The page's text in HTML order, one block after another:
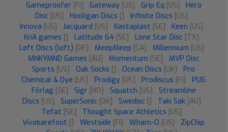
Gameproofer [FI] Gateway [US] Grip Eq [US]
Hero
Disc [US] Hooligan Discs [] Infinite Discs [US]
Innova [US] Jacquard [US] Kastaplast [SE] Keen [US]
KnA games [] Latitude 64 [SE] Lone Star Disc [TX]
Løft Discs (loft) [DE] MeepMeep [CA] Millennium [US]
MNKYMND Games [AU] Momentum [SE]
MVP Disc
Sports [US] Oak Socks [] Ocean Discs [UK]
Pro
Chemical & Dye [US] Prodigy [US] Prodiscus [FI]
PUG
Förlag [SE] Sigr [NO] Squatch [US]
Streamline
Discs [US] SuperSonic [DK] Swedisc [] Taki Sak [AU]
Tefat [SE] Thought Space Athletics [US]
Vivobarefoot [] Westside [FI] Wham-O [US]
ZipChip